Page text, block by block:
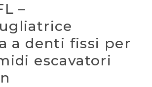
–
a denti fissi per
escavatori